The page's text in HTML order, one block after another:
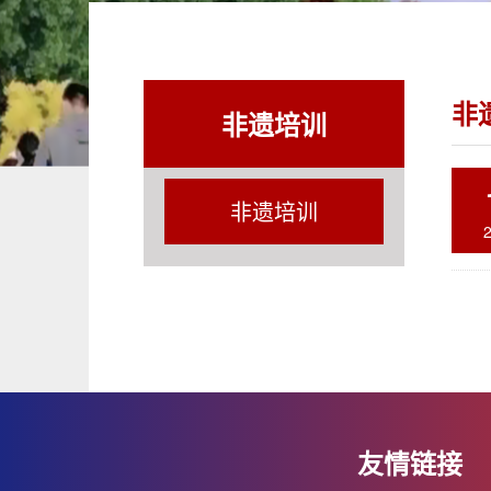
非遗培训
非遗培训
非
友情链接